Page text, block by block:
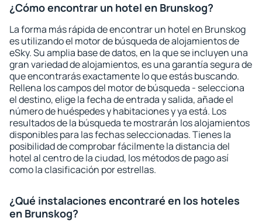
¿Cómo encontrar un hotel en Brunskog?
La forma más rápida de encontrar un hotel en Brunskog
es utilizando el motor de búsqueda de alojamientos de
eSky. Su amplia base de datos, en la que se incluyen una
gran variedad de alojamientos, es una garantía segura de
que encontrarás exactamente lo que estás buscando.
Rellena los campos del motor de búsqueda - selecciona
el destino, elige la fecha de entrada y salida, añade el
número de huéspedes y habitaciones y ya está. Los
resultados de la búsqueda te mostrarán los alojamientos
disponibles para las fechas seleccionadas. Tienes la
posibilidad de comprobar fácilmente la distancia del
hotel al centro de la ciudad, los métodos de pago así
como la clasificación por estrellas.
¿Qué instalaciones encontraré en los hoteles
en Brunskog?